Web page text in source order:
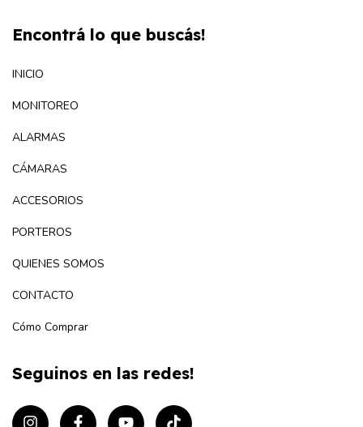
Encontrá lo que buscás!
INICIO
MONITOREO
ALARMAS
CÁMARAS
ACCESORIOS
PORTEROS
QUIENES SOMOS
CONTACTO
Cómo Comprar
Seguinos en las redes!